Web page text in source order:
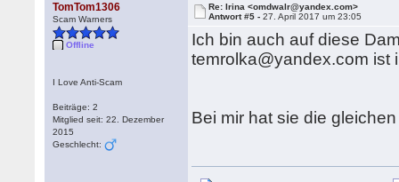
TomTom1306
Scam Warners
Offline
I Love Anti-Scam
Beiträge: 2
Mitglied seit: 22. Dezember
2015
Geschlecht:
Re: Irina <omdwalr@yandex.com>
Antwort #5 -27. April 2017 um 23:05
Ich bin auch auf diese
temrolka@yandex.com ist
Bei mir hat sie die